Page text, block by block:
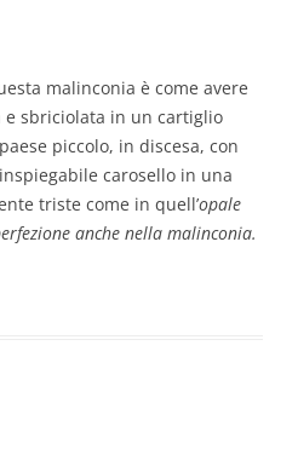
malinconia è come avere
e sbriciolata in un cartiglio
piccolo, in discesa, con
carosello in una
triste come in quell’opale
anche nella malinconia.